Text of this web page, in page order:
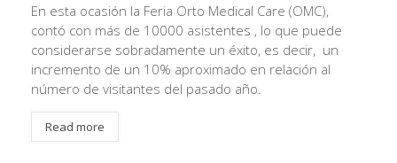
En esta ocasión la Feria Orto Medical Care (OMC),
contó con más de 10000 asistentes , lo que puede
considerarse sobradamente un éxito, es decir, un
incremento de un 10% aproximado en relación al
número de visitantes del pasado año.
Read more